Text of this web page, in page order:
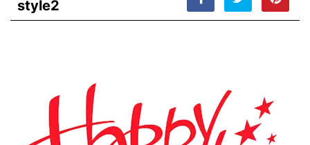
style2